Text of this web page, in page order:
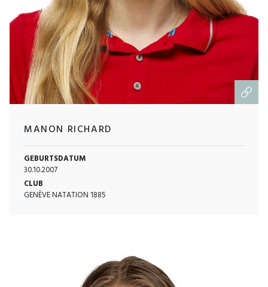
MANON RICHARD
GEBURTSDATUM
30.10.2007
CLUB
GENÈVE NATATION 1885